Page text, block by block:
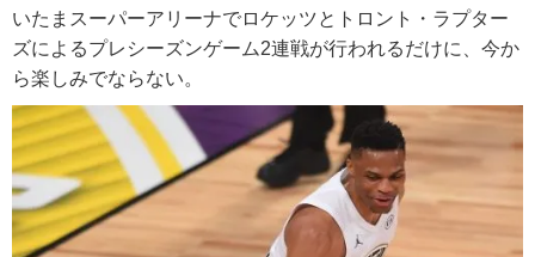
いたまスーパーアリーナでロケッツとトロント・ラプター
ズによるプレシーズンゲーム2連戦が行われるだけに、今か
ら楽しみでならない。